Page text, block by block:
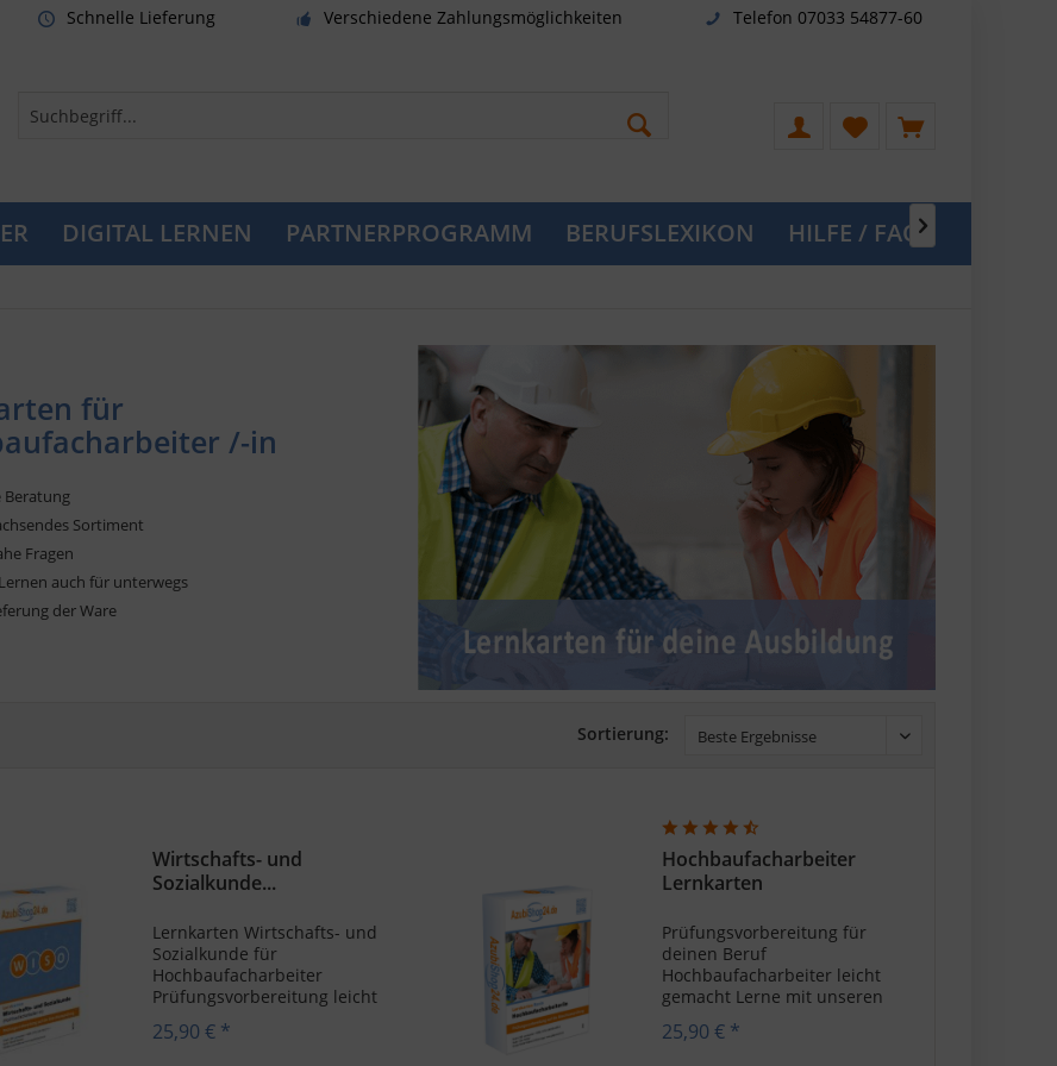
Schnelle Lieferung Verschiedene Zahlungsmöglichkeiten Telefon 07033 54877-60
DIGITAL LERNEN PARTNERPROGRAMM BERUFSLEXIKON HILFE / FAQ
für
/-in
Beratung
Sortiment
Fragen
auch für unterwegs
der Ware
Sortierung:
Wirtschafts- und
Sozialkunde...
Lernkarten Wirtschafts- und
Sozialkunde für
Hochbaufacharbeiter
Prüfungsvorbereitung leicht
gemacht, mit Lernkarten von
AzubiShop24.de!
25,90 € *
Hochbaufacharbeiter
Lernkarten
Prüfungsvorbereitung für
deinen Beruf
Hochbaufacharbeiter leicht
gemacht Lerne mit unseren
Lernkarten im bewährten
Frage- und Antwort-System.
25,90 € *